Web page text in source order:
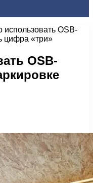
использовать OSB-
цифра «три»
OSB-